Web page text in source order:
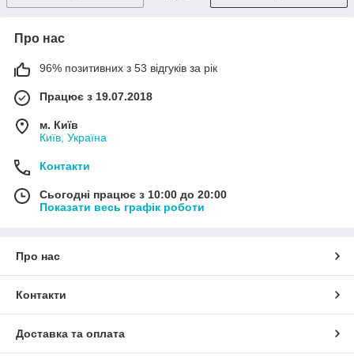
Про нас
96% позитивних з 53 відгуків за рік
Працює з 19.07.2018
м. Київ
Київ, Україна
Контакти
Сьогодні працює з 10:00 до 20:00
Показати весь графік роботи
Про нас
Контакти
Доставка та оплата